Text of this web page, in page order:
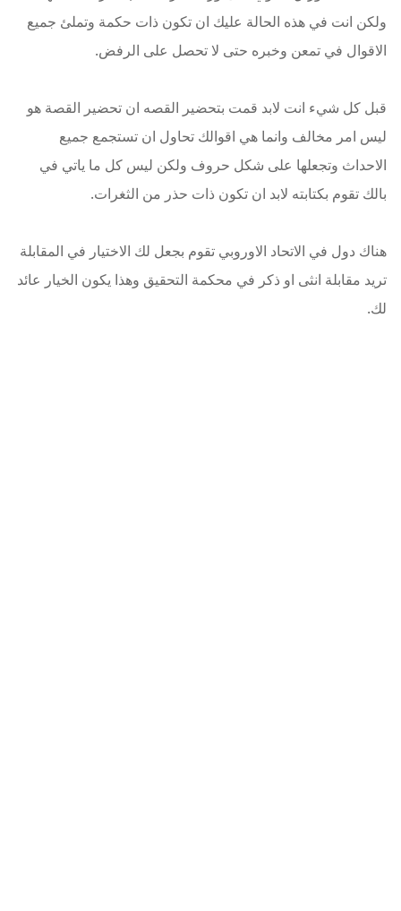
ولكن انت في هذه الحالة عليك ان تكون ذات حكمة وتملئ جميع
الاقوال في تمعن وخبره حتى لا تحصل على الرفض.
قبل كل شيء انت لابد قمت بتحضير القصه ان تحضير القصة هو
ليس امر مخالف وانما هي اقوالك تحاول ان تستجمع جميع
الاحداث وتجعلها على شكل حروف ولكن ليس كل ما ياتي في
بالك تقوم بكتابته لابد ان تكون ذات حذر من الثغرات.
هناك دول في الاتحاد الاوروبي تقوم بجعل لك الاختيار في المقابلة
تريد مقابلة انثى او ذكر في محكمة التحقيق وهذا يكون الخيار عائد
لك.